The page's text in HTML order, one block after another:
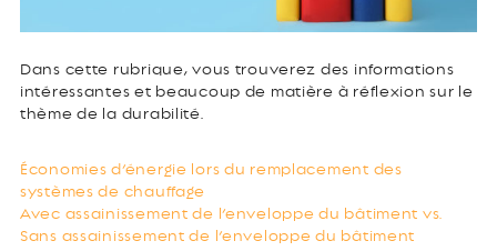
Dans cette rubrique, vous trouverez des informations
intéressantes et beaucoup de matière à réflexion sur le
thème de la durabilité.
Économies d’énergie lors du remplacement des
systèmes de chauffage
Avec assainissement de l’enveloppe du bâtiment vs.
Sans assainissement de l’enveloppe du bâtiment